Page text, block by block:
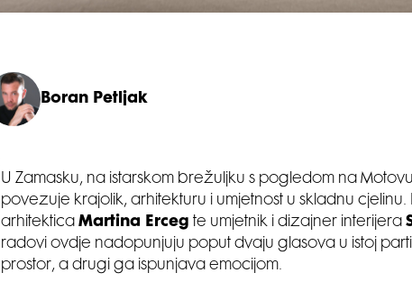
Boran Petljak
U Zamasku, na istarskom brežuljku s pogledom na
povezuje krajolik, arhitekturu i umjetnost u skladnu cjelinu.
arhitektica Martina Erceg te umjetnik i dizajner interijera
radovi ovdje nadopunjuju poput dvaju glasova u istoj
prostor, a drugi ga ispunjava emocijom.